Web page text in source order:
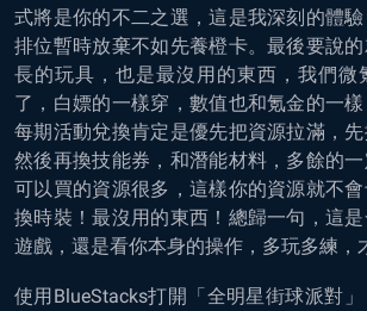
式將是你的不二之選，這是我深刻的體驗
排位暫時放棄不如先養橙卡。最後要說
長的玩具，也是最沒用的東西，我們微
了，白嫖的一樣穿，數值也和氪金的一
每期活動兌換肯定是優先把資源拉滿，先
然後再換技能券，和潛能材料，多餘的
可以買的資源很多，這樣你的資源就不
換時裝！最沒用的東西！總歸一句，這
遊戲，還是看你本身的操作，多玩多練，
使用BlueStacks打開「全明星街球派對